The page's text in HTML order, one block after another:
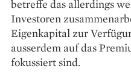
betreffe das allerdings
Investoren
Eigenkapital zur
ausserdem auf das
fokussiert sind.